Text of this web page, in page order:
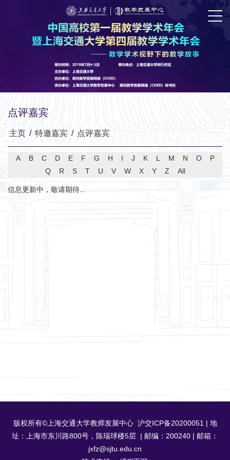
点评嘉宾
主页 / 特邀嘉宾 / 点评嘉宾
A B C D E F G H I J K L M N O
P
Q
R S T U V W X Y Z All
信息更新中，敬请期待...
版权所有©上海交通大学教师发展中心 沪交ICP备20200051 | 地
址：上海市东川路800号，陈瑞球楼5层 | 邮编：200240 | 邮箱：
jxfz@sjtu.edu.cn